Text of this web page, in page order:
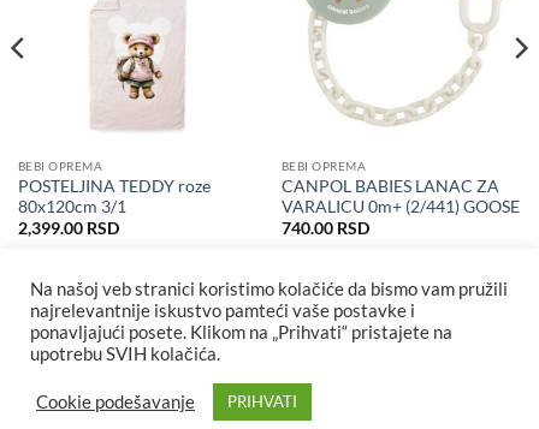
BEBI OPREMA
POSTELJINA TEDDY roze
80x120cm 3/1
2,399.00 RSD
BEBI OPREMA
CANPOL BABIES LANAC ZA
VARALICU 0m+ (2/441) GOOSE
740.00 RSD
Visa MasterCardCash
Maestro
Na našoj veb stranici koristimo kolačiće da bismo vam pružili
najrelevantnije iskustvo pamteći vaše postavke i
ponavljajući posete. Klikom na „Prihvati“ pristajete na
upotrebu SVIH kolačića.
Cookie podešavanje PRIHVATI